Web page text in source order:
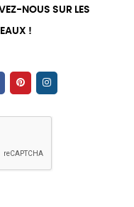
NOUS SUR LES
!